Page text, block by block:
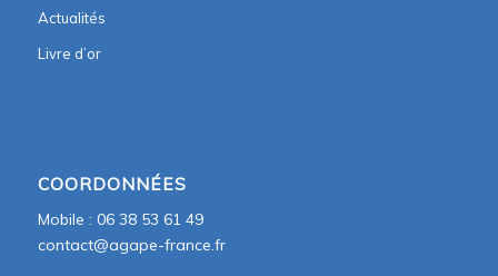
Actualités
Livre d’or
COORDONNÉES
Mobile : 06 38 53 61 49
contact@agape-france.fr